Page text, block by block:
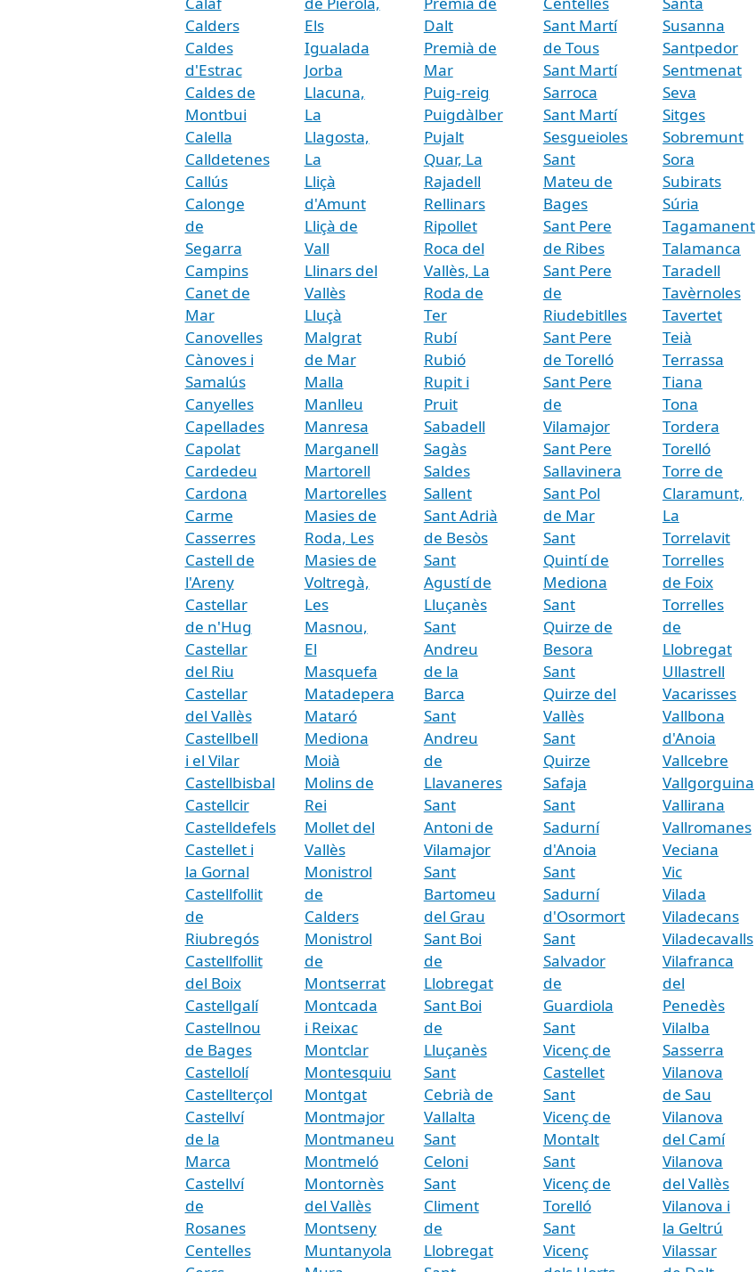
Calders
Caldes
d'Estrac
Caldes de
Montbui
Calella
Calldetenes
Callús
Calonge
de
Segarra
Campins
Canet de
Mar
Canovelles
Cànoves i
Samalús
Canyelles
Capellades
Capolat
Cardedeu
Cardona
Carme
Casserres
Castell de
l'Areny
Castellar
de n'Hug
Castellar
del Riu
Castellar
del Vallès
Castellbell
i el Vilar
Castellbisbal
Castellcir
Castelldefels
Castellet i
la Gornal
Castellfollit
de
Riubregós
Castellfollit
del Boix
Castellgalí
Castellnou
de Bages
Castellolí
Castellterçol
Castellví
de la
Marca
Castellví
de
Rosanes
Centelles
Els
Igualada
Jorba
Llacuna,
La
Llagosta,
La
Lliçà
d'Amunt
Lliçà de
Vall
Llinars del
Vallès
Lluçà
Malgrat
de Mar
Malla
Manlleu
Manresa
Marganell
Martorell
Martorelles
Masies de
Roda, Les
Masies de
Voltregà,
Les
Masnou,
El
Masquefa
Matadepera
Mataró
Mediona
Moià
Molins de
Rei
Mollet del
Vallès
Monistrol
de
Calders
Monistrol
de
Montserrat
Montcada
i Reixac
Montclar
Montesquiu
Montgat
Montmajor
Montmaneu
Montmeló
Montornès
del Vallès
Montseny
Muntanyola
Dalt
Premià de
Mar
Puig-reig
Puigdàlber
Pujalt
Quar, La
Rajadell
Rellinars
Ripollet
Roca del
Vallès, La
Roda de
Ter
Rubí
Rubió
Rupit i
Pruit
Sabadell
Sagàs
Saldes
Sallent
Sant Adrià
de Besòs
Sant
Agustí de
Lluçanès
Sant
Andreu
de la
Barca
Sant
Andreu
de
Llavaneres
Sant
Antoni de
Vilamajor
Sant
Bartomeu
del Grau
Sant Boi
de
Llobregat
Sant Boi
de
Lluçanès
Sant
Cebrià de
Vallalta
Sant
Celoni
Sant
Climent
de
Llobregat
Sant Martí
de Tous
Sant Martí
Sarroca
Sant Martí
Sesgueioles
Sant
Mateu de
Bages
Sant Pere
de Ribes
Sant Pere
de
Riudebitlles
Sant Pere
de Torelló
Sant Pere
de
Vilamajor
Sant Pere
Sallavinera
Sant Pol
de Mar
Sant
Quintí de
Mediona
Sant
Quirze de
Besora
Sant
Quirze del
Vallès
Sant
Quirze
Safaja
Sant
Sadurní
d'Anoia
Sant
Sadurní
d'Osormort
Sant
Salvador
de
Guardiola
Sant
Vicenç de
Castellet
Sant
Vicenç de
Montalt
Sant
Vicenç de
Torelló
Sant
Vicenç
Susanna
Santpedor
Sentmenat
Seva
Sitges
Sobremunt
Sora
Subirats
Súria
Tagamanent
Talamanca
Taradell
Tavèrnoles
Tavertet
Teià
Terrassa
Tiana
Tona
Tordera
Torelló
Torre de
Claramunt,
La
Torrelavit
Torrelles
de Foix
Torrelles
de
Llobregat
Ullastrell
Vacarisses
Vallbona
d'Anoia
Vallcebre
Vallgorguina
Vallirana
Vallromanes
Veciana
Vic
Vilada
Viladecans
Viladecavalls
Vilafranca
del
Penedès
Vilalba
Sasserra
Vilanova
de Sau
Vilanova
del Camí
Vilanova
del Vallès
Vilanova i
la Geltrú
Vilassar